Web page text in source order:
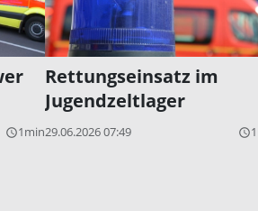
query_builder1min
Rettungseinsatz im
Jugendzeltlager
29.06.2026 07:49 query_builder